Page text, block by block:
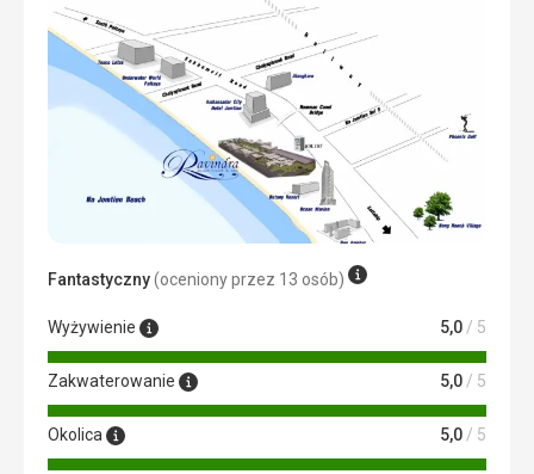
Fantastyczny(oceniony przez 13 osób)
Wyżywienie 5,0 / 5
Zakwaterowanie 5,0 / 5
Okolica 5,0 / 5